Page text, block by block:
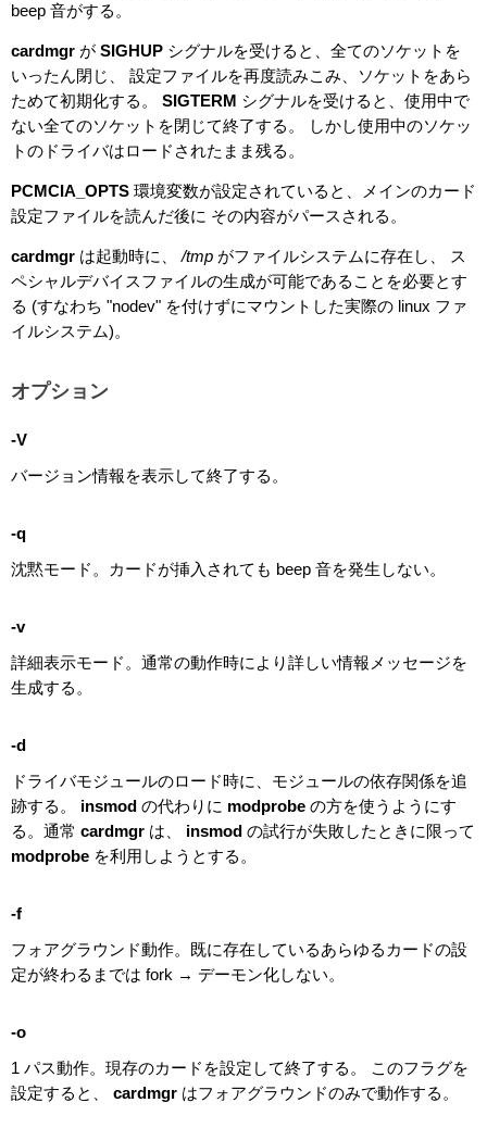
beep 音がする。
cardmgr が SIGHUP シグナルを受けると、全てのソケットを
いったん閉じ、 設定ファイルを再度読みこみ、ソケットをあら
ためて初期化する。 SIGTERM シグナルを受けると、使用中で
ない全てのソケットを閉じて終了する。 しかし使用中のソケッ
トのドライバはロードされたまま残る。
PCMCIA_OPTS 環境変数が設定されていると、メインのカード
設定ファイルを読んだ後に その内容がパースされる。
cardmgr は起動時に、/tmp がファイルシステムに存在し、 ス
ペシャルデバイスファイルの生成が可能であることを必要とす
る (すなわち "nodev" を付けずにマウントした実際の linux ファ
イルシステム)。
オプション
-V
バージョン情報を表示して終了する。
-q
沈黙モード。カードが挿入されても beep 音を発生しない。
-v
詳細表示モード。通常の動作時により詳しい情報メッセージを
生成する。
-d
ドライバモジュールのロード時に、モジュールの依存関係を追
跡する。 insmod の代わりに modprobe の方を使うようにす
る。通常 cardmgr は、 insmod の試行が失敗したときに限って
modprobe を利用しようとする。
-f
フォアグラウンド動作。既に存在しているあらゆるカードの設
定が終わるまでは fork → デーモン化しない。
-o
1 パス動作。現存のカードを設定して終了する。 このフラグを
設定すると、 cardmgr はフォアグラウンドのみで動作する。